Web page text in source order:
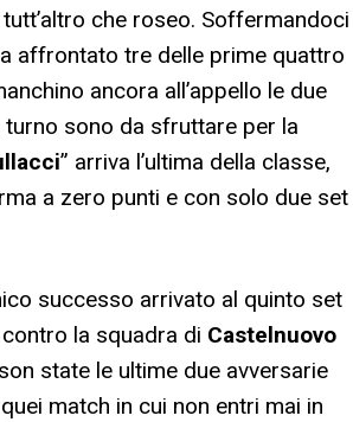
che roseo. Soffermandoci
affrontato tre delle prime quattro
ancora all’appello le due
sono da sfruttare per la
” arriva l’ultima della classe,
a zero punti e con solo due set
successo arrivato al quinto set
la squadra di Castelnuovo
state le ultime due avversarie
match in cui non entri mai in